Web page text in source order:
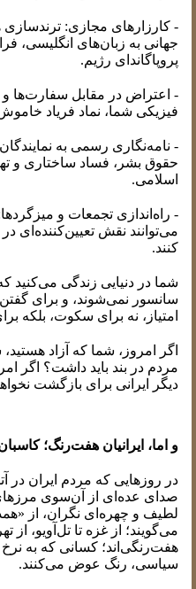
- کارزارهای مجازی:
جهانی به زبان‌های انگلیسی،
پروپاگاندای رژیم.
- اعتراض در مقابل سفارت‌ها و
فیزیکی شما، نماد فریاد
- نامه‌نگاری رسمی به
حقوق بشر، فساد ساختاری و
اسلامی.
- راه‌اندازی تجمعات و
می‌توانند نقش تعیین‌کننده‌ای
کنند.
شما در دنیایی زندگی می‌کنید
سانسور نمی‌شوند، و برای
امتیاز، نه برای سکوت، بلکه
اگر امروز، شما که آزاد
مردم در بند باید داشت؟ اگر
دیگر ایرانی برای بازگشت
و اما، ایرانیان هفت‌رنگ؛
در روزهایی که مردم ایران
صدای عده‌ای از آن‌سوی مرزهای
لطیف و چهره‌ای نگران، از
می‌گویند؛ از غزه تا تل‌آویو، از
هفت‌رنگی‌اند؛ کسانی که به
سیاسی، رنگ عوض می‌کنند.